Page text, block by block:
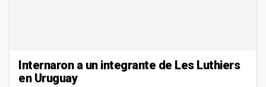
Internaron a un integrante de Les Luthiers
en Uruguay